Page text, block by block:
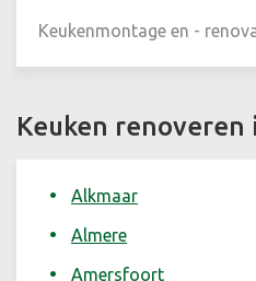
Keukenmontage en -
Keuken renoveren
Alkmaar
Almere
Amersfoort